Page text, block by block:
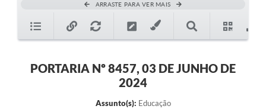
ARRASTE PARA VER MAIS
PORTARIA Nº 8457, 03 DE JUNHO DE
2024
Assunto(s): Educação